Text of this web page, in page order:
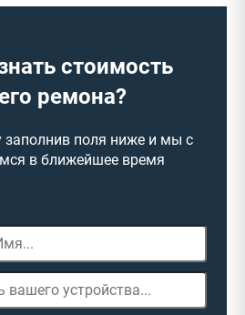
стоимость
ремона?
заполнив поля ниже и мы с
в ближейшее время